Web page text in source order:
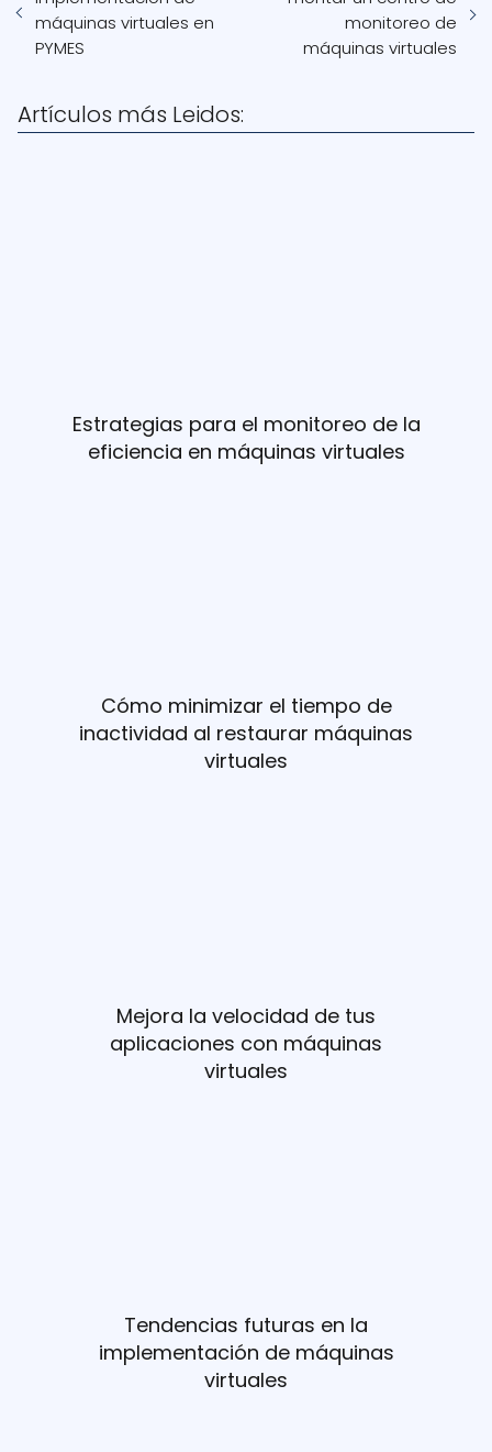
máquinas virtuales en
PYMES
monitoreo de
máquinas virtuales
Artículos más Leidos:
Estrategias para el monitoreo de la
eficiencia en máquinas virtuales
Cómo minimizar el tiempo de
inactividad al restaurar máquinas
virtuales
Mejora la velocidad de tus
aplicaciones con máquinas
virtuales
Tendencias futuras en la
implementación de máquinas
virtuales